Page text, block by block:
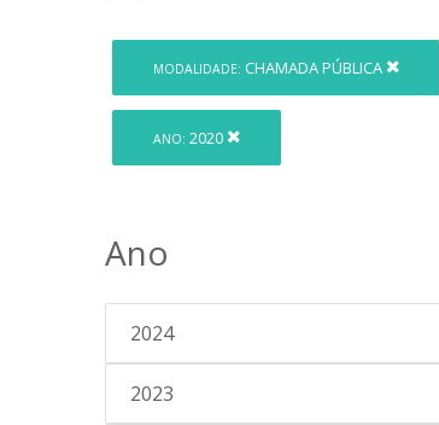
MODALIDADE: CHAMADA PÚBLICA
ANO: 2020
Ano
2024
2023